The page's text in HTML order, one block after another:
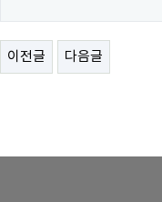
이전글 다음글